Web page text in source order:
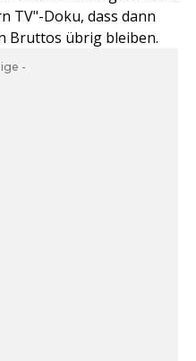
TV"-Doku, dass dann
Bruttos übrig bleiben.
-